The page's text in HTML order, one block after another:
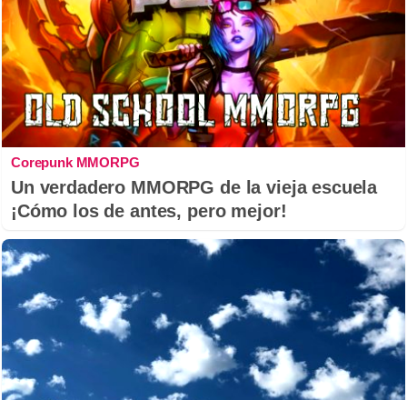
Corepunk MMORPG
Un verdadero MMORPG de la vieja escuela
¡Cómo los de antes, pero mejor!